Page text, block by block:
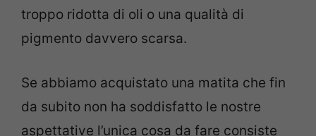
troppo ridotta di oli o una qualità di
pigmento davvero scarsa.
Se abbiamo acquistato una matita che fin
da subito non ha soddisfatto le nostre
aspettative l’unica cosa da fare consiste